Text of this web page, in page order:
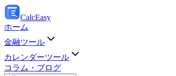
CalcEasy
ホーム
金融ツール
カレンダーツール
コラム・ブログ